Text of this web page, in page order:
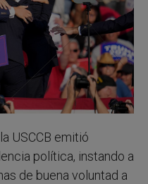
USCCB emitió
política, instando a
de buena voluntad a